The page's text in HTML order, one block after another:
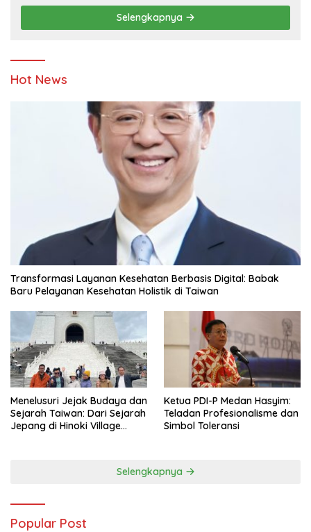
Pendidikan
Selengkapnya
Hot News
Transformasi Layanan Kesehatan Berbasis Digital: Babak
Baru Pelayanan Kesehatan Holistik di Taiwan
Menelusuri Jejak Budaya dan
Sejarah Taiwan: Dari Sejarah
Jepang di Hinoki Village
Ketua PDI-P Medan Hasyim:
Teladan Profesionalisme dan
Simbol Toleransi
Selengkapnya
Popular Post